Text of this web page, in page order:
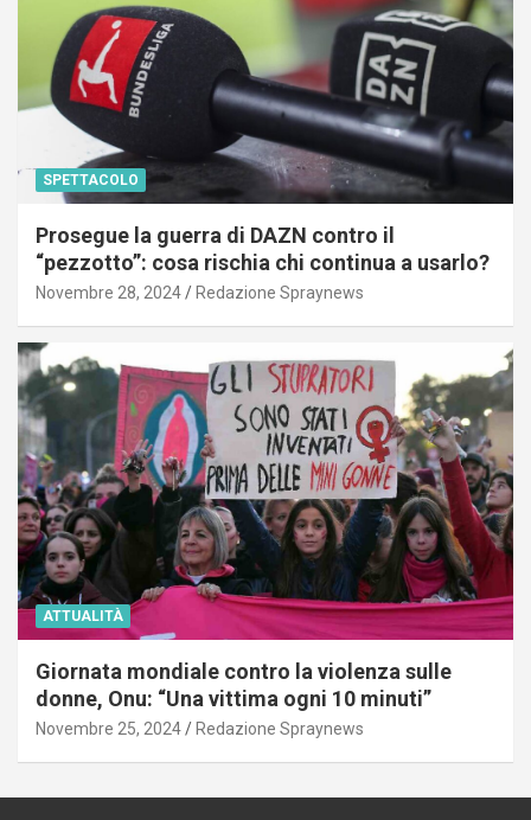
SPETTACOLO
Prosegue la guerra di DAZN contro il
“pezzotto”: cosa rischia chi continua a usarlo?
Novembre 28, 2024 Redazione Spraynews
ATTUALITÀ
Giornata mondiale contro la violenza sulle
donne, Onu: “Una vittima ogni 10 minuti”
Novembre 25, 2024 Redazione Spraynews